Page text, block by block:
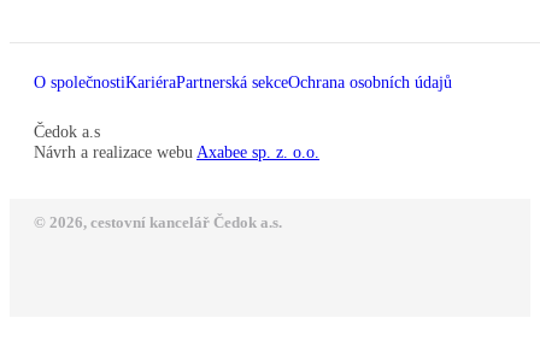
O společnostiKariéraPartnerská sekceOchrana osobních údajů
Čedok a.s
Návrh a realizace webu Axabee sp. z. o.o.
© 2026, cestovní kancelář Čedok a.s.